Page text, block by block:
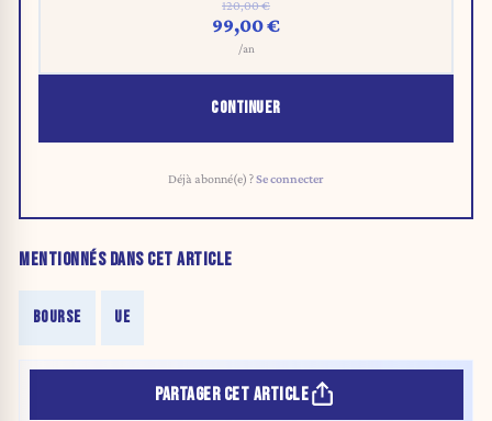
120,00 €
99,00 €
/an
CONTINUER
Déjà abonné(e) ?Se connecter
MENTIONNÉS DANS CET ARTICLE
BOURSE UE
PARTAGER CET ARTICLE